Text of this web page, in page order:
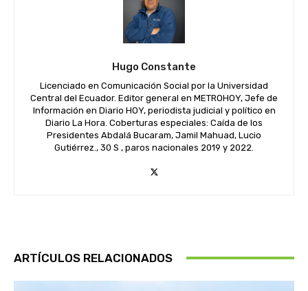
Hugo Constante
Licenciado en Comunicación Social por la Universidad
Central del Ecuador. Editor general en METROHOY, Jefe de
Información en Diario HOY, periodista judicial y político en
Diario La Hora. Coberturas especiales: Caída de los
Presidentes Abdalá Bucaram, Jamil Mahuad, Lucio
Gutiérrez., 30 S , paros nacionales 2019 y 2022.
ARTÍCULOS RELACIONADOS